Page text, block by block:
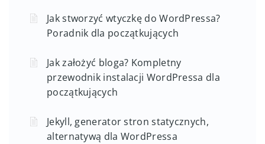
Jak stworzyć wtyczkę do WordPressa?
Poradnik dla początkujących
Jak założyć bloga? Kompletny
przewodnik instalacji WordPressa dla
początkujących
Jekyll, generator stron statycznych,
alternatywą dla WordPressa